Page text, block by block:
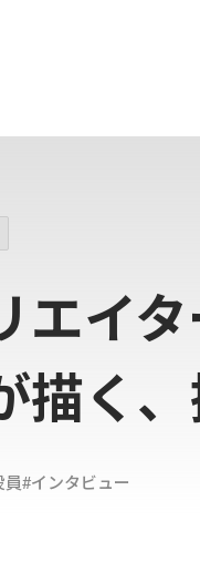
#ホロプ ラス
新卒採用スペシャルサイト
エイ
描く
#インタビュー